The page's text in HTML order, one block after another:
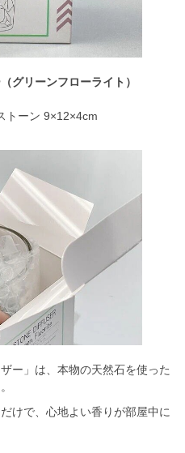
グリーンフローライト）
トーン 9×12×4cm
ー」は、本物の天然石を使った
けで、心地よい香りが部屋中に